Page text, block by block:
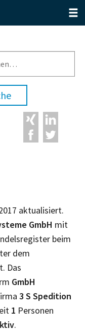
aktualisiert.
GmbH mit
beim
dem
Das
GmbH
3 S Spedition
1 Personen
.